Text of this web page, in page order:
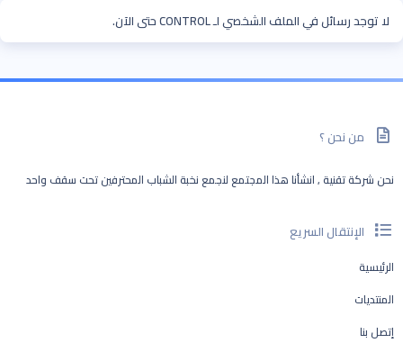
لا توجد رسائل في الملف الشخصي لـ CONTROL حتى الآن.
من نحن ؟
نحن شركة تقنية , انشأنا هذا المجتمع لنجمع نخبة الشباب المحترفين تحت سقف واحد
الإنتقال السريع
الرئيسية
المنتديات
إتصل بنا